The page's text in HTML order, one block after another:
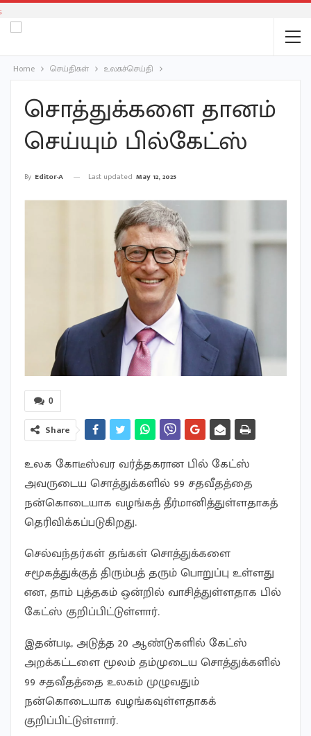
;
Home செய்திகள் உலகச்செய்தி
சொத்துக்களை தானம்
செய்யும் பில்கேட்ஸ்
By Editor-A Last updated May 12, 2025
0
Share
உலக கோடீஸ்வர வர்த்தகரான பில் கேட்ஸ்
அவருடைய சொத்துக்களில் 99 சதவீதத்தை
நன்கொடையாக வழங்கத் தீர்மானித்துள்ளதாகத்
தெரிவிக்கப்படுகிறது.
செல்வந்தர்கள் தங்கள் சொத்துக்களை
சமூகத்துக்குத் திரும்பத் தரும் பொறுப்பு உள்ளது
என, தாம் புத்தகம் ஒன்றில் வாசித்துள்ளதாக பில்
கேட்ஸ் குறிப்பிட்டுள்ளார்.
இதன்படி, அடுத்த 20 ஆண்டுகளில் கேட்ஸ்
அறக்கட்டளை மூலம் தம்முடைய சொத்துக்களில்
99 சதவீதத்தை உலகம் முழுவதும்
நன்கொடையாக வழங்கவுள்ளதாகக்
குறிப்பிட்டுள்ளார்.